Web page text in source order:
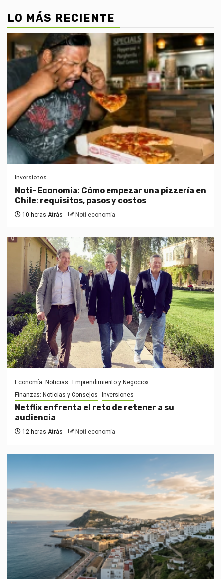
LO MÁS RECIENTE
Inversiones
Noti- Economia: Cómo empezar una pizzería en
Chile: requisitos, pasos y costos
10 horas Atrás Noti-economía
Economía: Noticias
Emprendimiento y Negocios
Finanzas: Noticias y Consejos
Inversiones
Netflix enfrenta el reto de retener a su
audiencia
12 horas Atrás Noti-economía